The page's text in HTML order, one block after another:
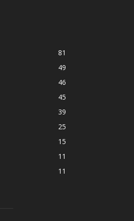
81
49
46
45
39
25
15
11
11